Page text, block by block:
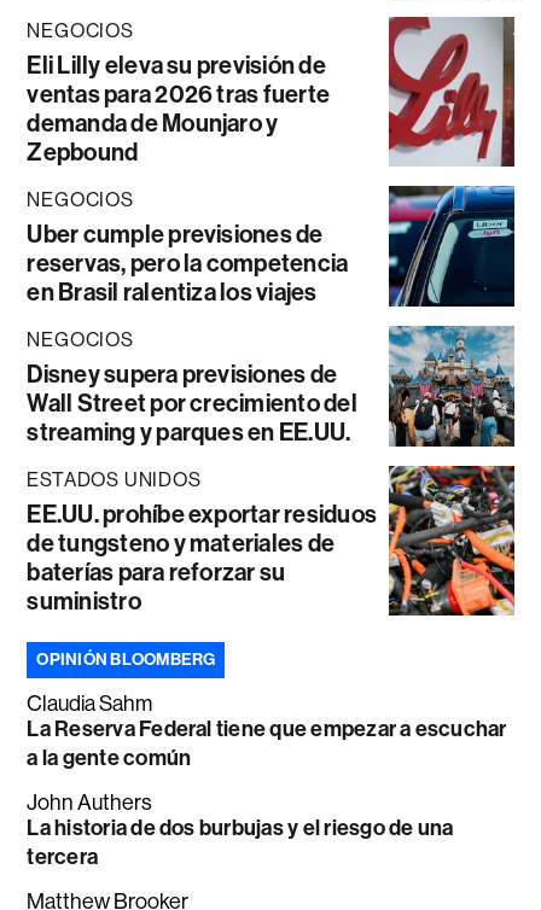
NEGOCIOS
Eli Lilly eleva su previsión de
ventas para 2026 tras fuerte
demanda de Mounjaro y
Zepbound
NEGOCIOS
Uber cumple previsiones de
reservas, pero la competencia
en Brasil ralentiza los viajes
NEGOCIOS
Disney supera previsiones de
Wall Street por crecimiento del
streaming y parques en EE.UU.
ESTADOS UNIDOS
EE.UU. prohíbe exportar residuos
de tungsteno y materiales de
baterías para reforzar su
suministro
OPINIÓN BLOOMBERG
Claudia Sahm
La Reserva Federal tiene que empezar a escuchar
a la gente común
John Authers
La historia de dos burbujas y el riesgo de una
tercera
Matthew Brooker